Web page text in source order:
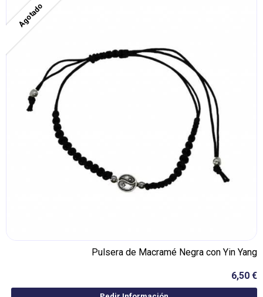
Agotado
Pulsera de Macramé Negra con Yin Yang
6,50 €